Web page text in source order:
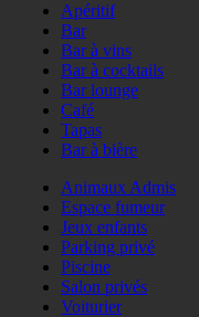
Apéritif
Bar
Bar à vins
Bar à cocktails
Bar lounge
Café
Tapas
Bar à bière
Animaux Admis
Espace fumeur
Jeux enfants
Parking privé
Piscine
Salon privés
Voiturier